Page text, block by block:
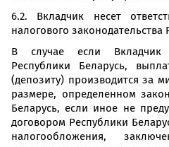
6.2. Вкладчик несет
налогового законодательства
В случае если Вкладчик
Республики Беларусь,
(депозиту) производится за
размере, определенном
Беларусь, если иное не
договором Республики
налогообложения,